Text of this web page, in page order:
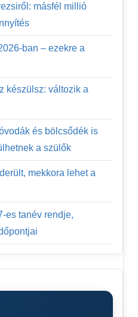
másfél millió
ban – ezekre a
készülsz: változik a
és bölcsődék is
a szülők
mekkora lehet a
es tanév rendje,